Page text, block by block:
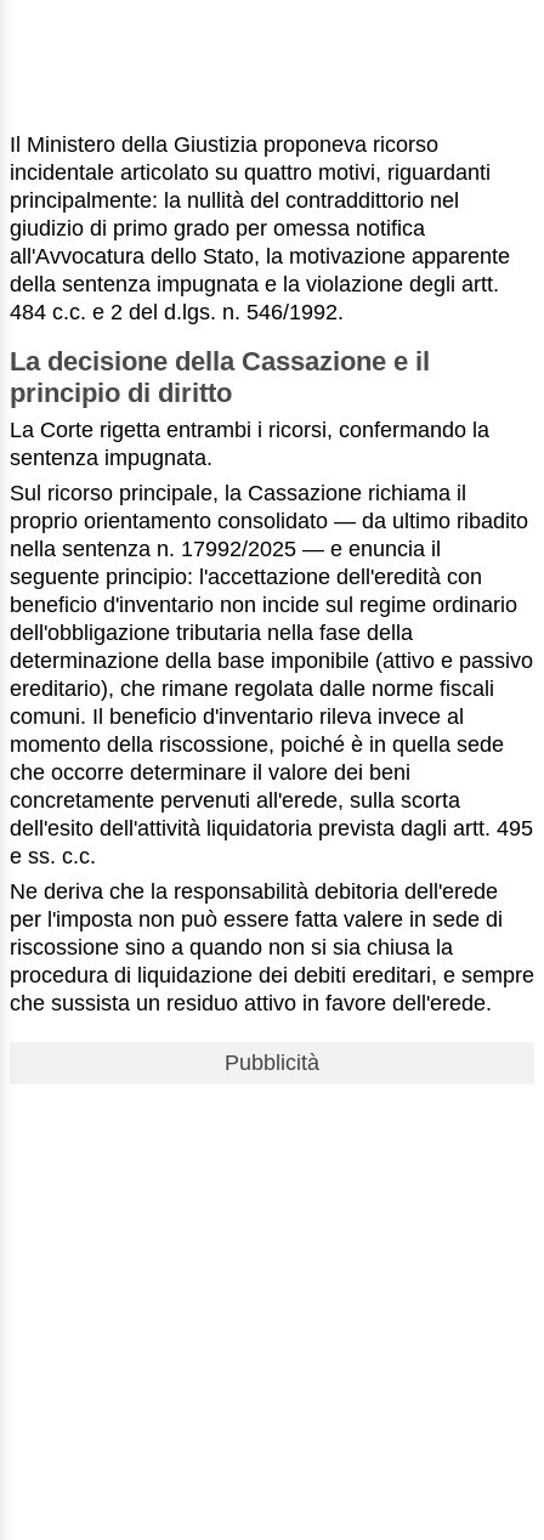
Il Ministero della Giustizia proponeva ricorso
incidentale articolato su quattro motivi, riguardanti
principalmente: la nullità del contraddittorio nel
giudizio di primo grado per omessa notifica
all'Avvocatura dello Stato, la motivazione apparente
della sentenza impugnata e la violazione degli artt.
484 c.c. e 2 del d.lgs. n. 546/1992.
La decisione della Cassazione e il
principio di diritto
La Corte rigetta entrambi i ricorsi, confermando la
sentenza impugnata.
Sul ricorso principale, la Cassazione richiama il
proprio orientamento consolidato — da ultimo ribadito
nella sentenza n. 17992/2025 — e enuncia il
seguente principio: l'accettazione dell'eredità con
beneficio d'inventario non incide sul regime ordinario
dell'obbligazione tributaria nella fase della
determinazione della base imponibile (attivo e passivo
ereditario), che rimane regolata dalle norme fiscali
comuni. Il beneficio d'inventario rileva invece al
momento della riscossione, poiché è in quella sede
che occorre determinare il valore dei beni
concretamente pervenuti all'erede, sulla scorta
dell'esito dell'attività liquidatoria prevista dagli artt. 495
e ss. c.c.
Ne deriva che la responsabilità debitoria dell'erede
per l'imposta non può essere fatta valere in sede di
riscossione sino a quando non si sia chiusa la
procedura di liquidazione dei debiti ereditari, e sempre
che sussista un residuo attivo in favore dell'erede.
Pubblicità